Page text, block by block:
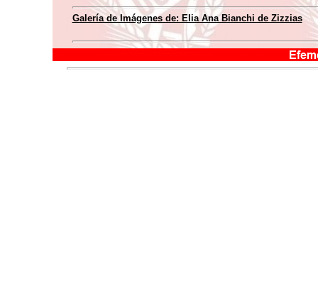
Galería de Imágenes de: Elia Ana Bianchi de Zizzias